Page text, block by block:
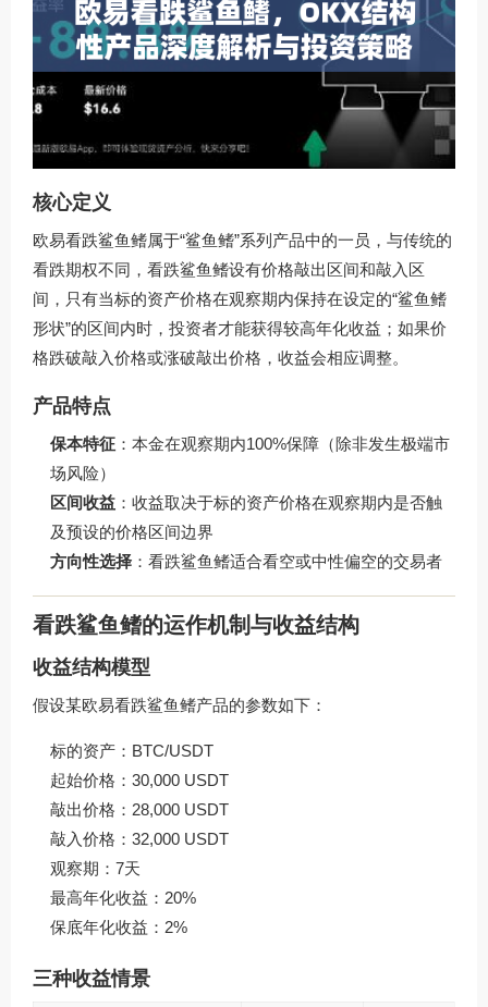
核心定义
欧易看跌鲨鱼鳍属于“鲨鱼鳍”系列产品中的一员，与传统的
看跌期权不同，看跌鲨鱼鳍设有价格敲出区间和敲入区
间，只有当标的资产价格在观察期内保持在设定的“鲨鱼鳍
形状”的区间内时，投资者才能获得较高年化收益；如果价
格跌破敲入价格或涨破敲出价格，收益会相应调整。
产品特点
保本特征 ：本金在观察期内100%保障（除非发生极端市
场风险）
区间收益 ：收益取决于标的资产价格在观察期内是否触
及预设的价格区间边界
方向性选择 ：看跌鲨鱼鳍适合看空或中性偏空的交易者
看跌鲨鱼鳍的运作机制与收益结构
收益结构模型
假设某欧易看跌鲨鱼鳍产品的参数如下：
标的资产：BTC/USDT
起始价格：30,000 USDT
敲出价格：28,000 USDT
敲入价格：32,000 USDT
观察期：7天
最高年化收益：20%
保底年化收益：2%
三种收益情景